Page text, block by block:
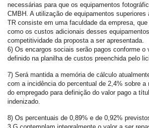
necessárias para que os equipamentos
CMBH. A utilização de equipamentos
TR consiste em uma faculdade da empresa,
como os custos adicionais desses
competitividade da proposta a ser apresentada.
6) Os encargos sociais serão pagos conforme o
definido na planilha de custos preenchida pelo
7) Será mantida a memória de cálculo
com a incidência do percentual de 2,4% sobre a
do empregado para definição do valor pago a
indenizado.
8) Os percentuais de 0,89% e de 0,92%